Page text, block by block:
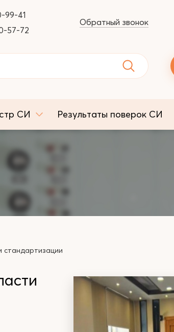
99-41
57-72
Обратный звонок
СИ Результаты поверок СИ
стандартизации